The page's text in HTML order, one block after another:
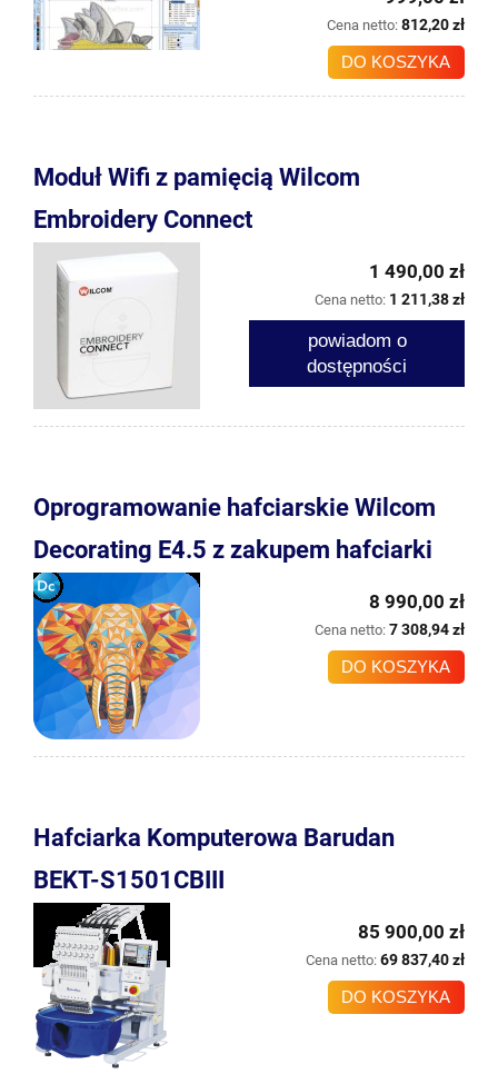
Cena netto: 812,20 zł
DO KOSZYKA
Moduł Wifi z pamięcią Wilcom
Embroidery Connect
1 490,00 zł
Cena netto: 1 211,38 zł
powiadom o
dostępności
Oprogramowanie hafciarskie Wilcom
Decorating E4.5 z zakupem hafciarki
8 990,00 zł
Cena netto: 7 308,94 zł
DO KOSZYKA
Hafciarka Komputerowa Barudan
BEKT-S1501CBIII
85 900,00 zł
Cena netto: 69 837,40 zł
DO KOSZYKA